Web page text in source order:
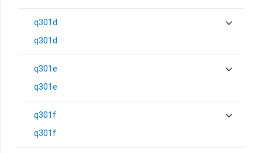
q301d
q301d
q301e
q301e
q301f
q301f